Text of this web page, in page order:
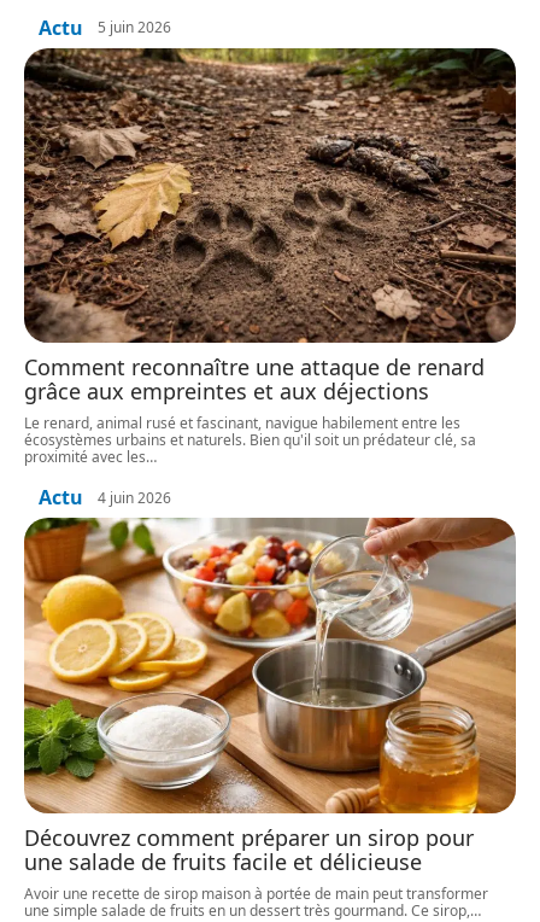
Actu 5 juin 2026
Comment reconnaître une attaque de renard
grâce aux empreintes et aux déjections
Le renard, animal rusé et fascinant, navigue habilement entre les
écosystèmes urbains et naturels. Bien qu'il soit un prédateur clé, sa
proximité avec les…
Actu 4 juin 2026
Découvrez comment préparer un sirop pour
une salade de fruits facile et délicieuse
Avoir une recette de sirop maison à portée de main peut transformer
une simple salade de fruits en un dessert très gourmand. Ce sirop,…